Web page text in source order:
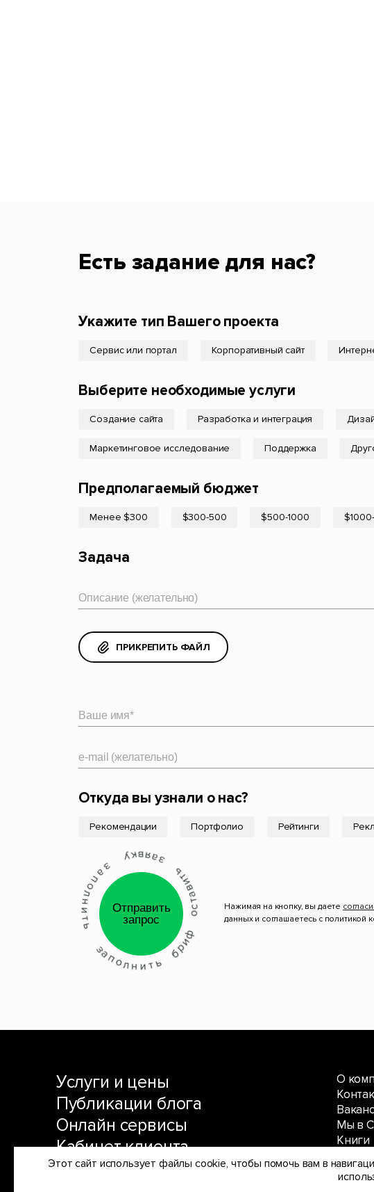
Есть задание для нас?
Укажите тип Вашего проекта
Сервис или портал Корпоративный сайт
Выберите необходимые услуги
Создание сайта Разработка и интеграция
Маркетинговое исследование Поддержка
Предполагаемый бюджет
Менее $300 $300-500 $500-1000
Задача
Oписание (желательно)
ПРИКРЕПИТЬ ФАЙЛ
Ваше имя*
e-mail (желательно)
Откуда вы узнали о нас?
Рекомендации Портфолио Рейтинги
Отправить
запрос
Нажимая на кнопку, вы даете
данных и соглашаетесь с политикой
Услуги и цены
Публикации блога
Онлайн сервисы
Кабинет клиента
О
Мы в
Книги
Этот сайт использует файлы cookie, чтобы помочь вам в